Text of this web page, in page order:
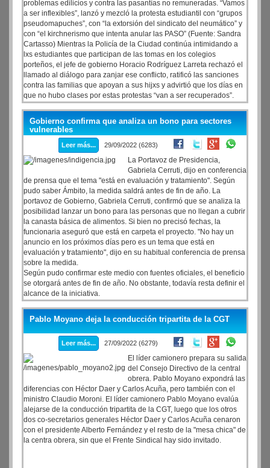
problemas edilicios y contra las pasantías no remuneradas. “Vamos
a ser inflexibles”, lanzó y mezcló la protesta estudiantil con “grupos
pseudomapuches”, con “la extorsión del sindicato del neumático” y
con “el kirchnerismo que intenta anular las PASO” (Fuente: Sandra
Cartasso) Mientras la Policía de la Ciudad continúa intimidando a
lxs estudiantes que participan de las tomas en los colegios
porteños, el jefe de gobierno Horacio Rodríguez Larreta rechazó el
llamado al diálogo para zanjar ese conflicto, ratificó las sanciones
contra las familias que apoyan a sus hijxs y advirtió que los días en
que no hubo clases por estas protestas “van a ser recuperados”.
"Vamos a ser inflexibles", prometió.
Gobierno confirma que analiza un bono para sectores
vulnerables
Leer más... 29/09/2022 (6283)
La Portavoz de Presidencia,
Gabriela Cerruti, dijo en conferencia
de prensa que el tema "está en evaluación y tratamiento". Según
pudo saber Ámbito, la medida saldrá antes de fin de año. La
portavoz de Gobierno, Gabriela Cerruti, confirmó que se analiza la
posibilidad lanzar un bono para las personas que no llegan a cubrir
la canasta básica de alimentos. Si bien no precisó fechas, la
funcionaria aseguró que está en carpeta el proyecto. "No hay un
anuncio en los próximos días pero es un tema que está en
evaluación y tratamiento", dijo en su habitual conferencia de prensa
sobre la medida.
Según pudo confirmar este medio con fuentes oficiales, el beneficio
se otorgará antes de fin de año. No obstante, todavía resta definir el
alcance de la iniciativa.
Pablo Moyano deja la conducción tripartita de la CGT
Leer más... 27/09/2022 (6279)
El líder camionero prepara su salida
del Consejo Directivo de la central
obrera. Pablo Moyano expondrá las
diferencias con Héctor Daer y Carlos Acuña, pero también con el
ministro Claudio Moroni. El líder camionero Pablo Moyano evalúa
alejarse de la conducción tripartita de la CGT, luego que los otros
dos co-secretarios generales Héctor Daer y Carlos Acuña cenaron
con el presidente Alberto Fernández y el resto de la "mesa chica" de
la centra obrera, sin que el Frente Sindical hay sido invitado.